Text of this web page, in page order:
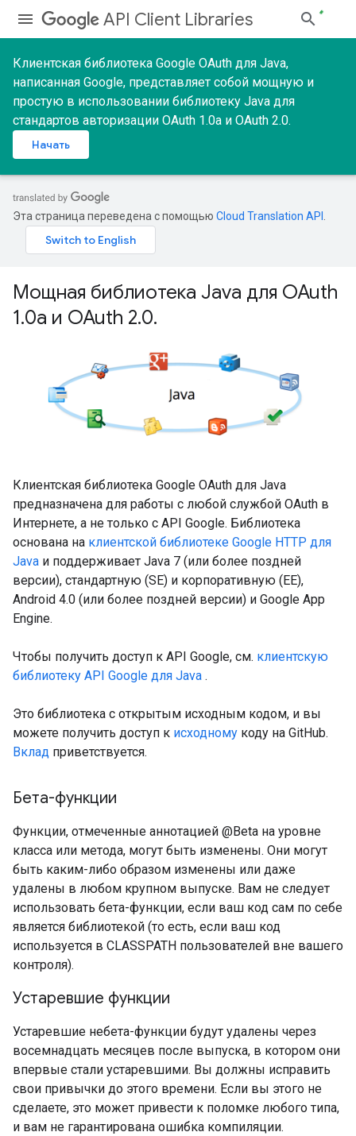
API Client Libraries
Клиентская библиотека Google OAuth для Java,
написанная Google, представляет собой мощную и
простую в использовании библиотеку Java для
стандартов авторизации OAuth 1.0a и OAuth 2.0.
Начать
Эта страница переведена с помощью Cloud Translation API
Мощная библиотека Java для OAuth
1.0a и OAuth 2.0.
Клиентская библиотека Google OAuth для Java
предназначена для работы с любой службой OAuth в
Интернете, а не только с API Google. Библиотека
основана на клиентской библиотеке Google HTTP для
Java и поддерживает Java 7 (или более поздней
версии), стандартную (SE) и корпоративную (EE),
Android 4.0 (или более поздней версии) и Google App
Engine.
Чтобы получить доступ к API Google, см. клиентскую
библиотеку API Google для Java .
Это библиотека с открытым исходным кодом, и вы
можете получить доступ к исходному коду на GitHub.
Вклад приветствуется.
Бета-функции
Функции, отмеченные аннотацией @Beta на уровне
класса или метода, могут быть изменены. Они могут
быть каким-либо образом изменены или даже
удалены в любом крупном выпуске. Вам не следует
использовать бета-функции, если ваш код сам по себе
является библиотекой (то есть, если ваш код
используется в CLASSPATH пользователей вне вашего
контроля).
Устаревшие функции
Устаревшие небета-функции будут удалены через
восемнадцать месяцев после выпуска, в котором они
впервые стали устаревшими. Вы должны исправить
свои привычки до этого времени. Если вы этого не
сделаете, это может привести к поломке любого типа,
и вам не гарантирована ошибка компиляции.